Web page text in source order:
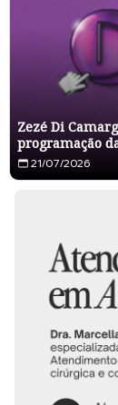
Zezé Di
programação
21/07/2026